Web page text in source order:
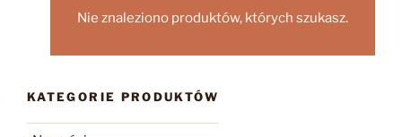
Nie znaleziono produktów, których szukasz.
KATEGORIE PRODUKTÓW